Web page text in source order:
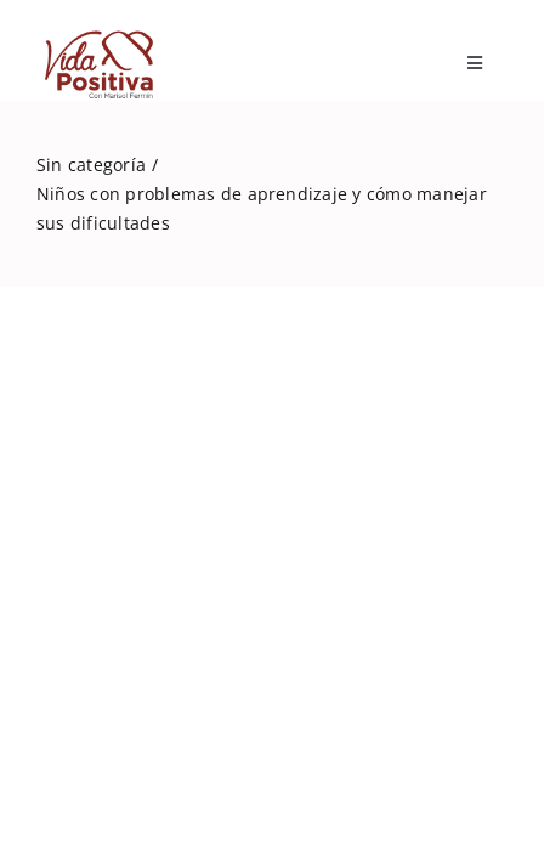
content
Toggle
Blog
Sin categoría
Niños con problemas de aprendizaje y cómo manejar
sus dificultades